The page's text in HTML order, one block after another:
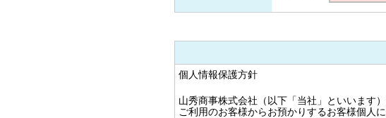
個人情報保護方針
山秀商事株式会社（以下「当社」といいます
ご利用のお客様からお預かりするお客様個人